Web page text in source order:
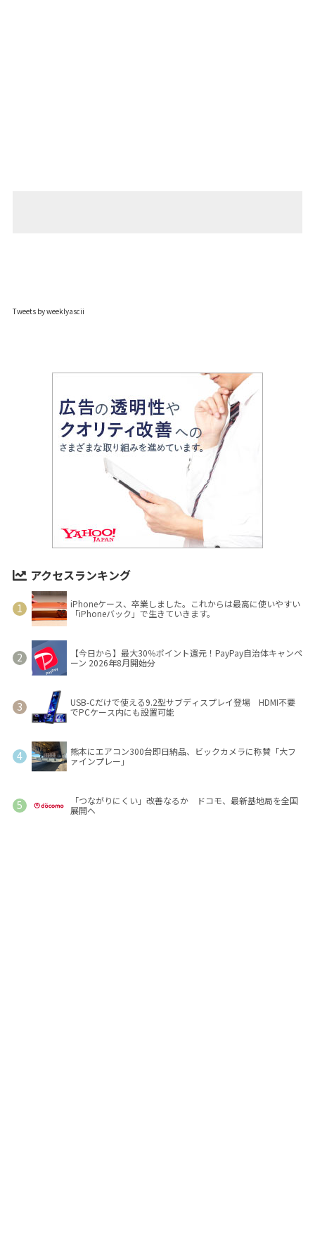
Tweets by weeklyascii
アクセスランキング
iPhoneケース、卒業しました。これからは最高に使いやすい
「iPhoneバック」で生きていきます。
【今日から】最大30％ポイント還元！PayPay自治体キャンペ
ーン 2026年8月開始分
USB-Cだけで使える9.2型サブディスプレイ登場 HDMI不要
でPCケース内にも設置可能
熊本にエアコン300台即日納品、ビックカメラに称賛「大フ
ァインプレー」
「つながりにくい」改善なるか ドコモ、最新基地局を全国
展開へ